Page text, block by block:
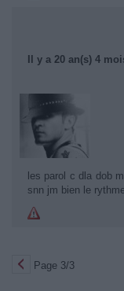
Il y a 20 an(s) 4
les parol c dla dob
snn jm bien le
Page 3/3